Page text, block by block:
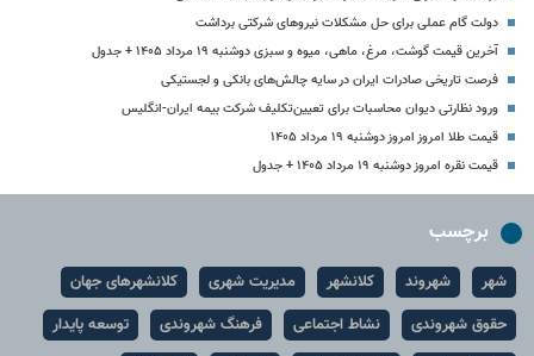
دولت گام عملی برای حل مشکلات نیروهای شرکتی برداشت
آخرین قیمت گوشت، مرغ، ماهی، میوه و سبزی دوشنبه ۱۹ مرداد ۱۴۰۵ + جدول
فرصت تاریخی صادرات ایران در سایه چالش‌های بانکی و لجستیکی
ورود نظارتی دیوان محاسبات برای تعیین‌تکلیف شرکت بیمه ایران-انگلیس
قیمت طلا امروز امروز دوشنبه ۱۹ مرداد ۱۴۰۵
قیمت نقره امروز دوشنبه ۱۹ مرداد ۱۴۰۵ + جدول
برچسب
شهر شهروند کلانشهر مدیریت شهری
کلانشهرهای جهان
حقوق شهروندی
نشاط اجتماعی فرهنگ شهروندی
توسعه پایدار